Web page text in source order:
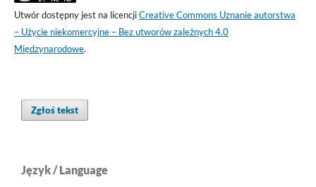
Utwór dostępny jest na licencjiCreative Commons Uznanie autorstwa
– Użycie niekomercyjne – Bez utworów zależnych 4.0
Międzynarodowe.
Zgłoś tekst
Język / Language